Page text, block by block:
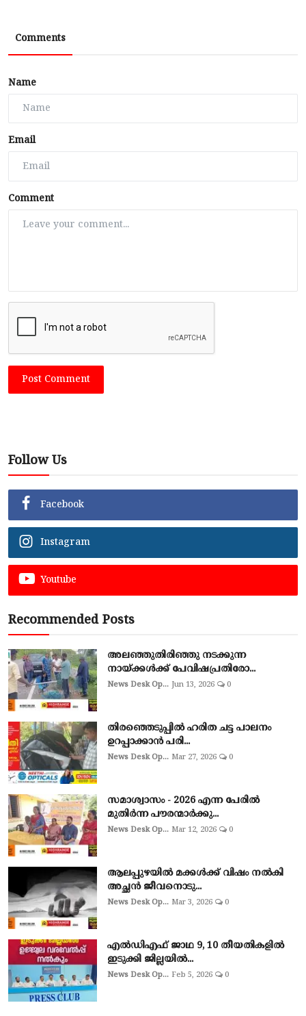
Comments
Name
Email
Comment
Post Comment
Follow Us
Facebook
Instagram
Youtube
Recommended Posts
അലഞ്ഞുതിരിഞ്ഞു നടക്കുന്ന
നായ്ക്കൾക്ക് പേവിഷപ്രതിരോ...
News Desk Op... Jun 13, 2026 0
തിരഞ്ഞെടുപ്പില്‍ ഹരിത ചട്ട പാലനം
ഉറപ്പാക്കാന്‍ പരി...
News Desk Op... Mar 27, 2026 0
സമാശ്വാസം - 2026 എന്ന പേരിൽ
മുതിർന്ന പൗരന്മാർക്കു...
News Desk Op... Mar 12, 2026 0
ആലപ്പുഴയില്‍ മക്കള്‍ക്ക് വിഷം നല്‍കി
അച്ഛൻ ജീവനൊടു...
News Desk Op... Mar 3, 2026 0
എല്‍ഡിഎഫ് ജാഥ 9, 10 തീയതികളില്‍
ഇടുക്കി ജില്ലയില്‍...
News Desk Op... Feb 5, 2026 0